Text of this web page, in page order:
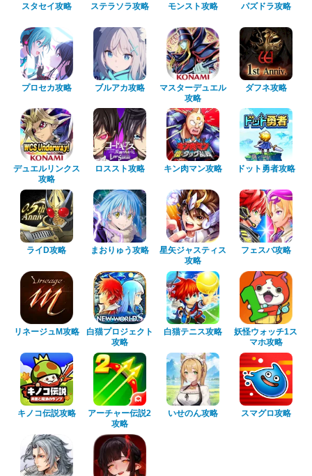
スタセイ攻略 ステラソラ攻略 モンスト攻略 パズドラ攻略
プロセカ攻略 ブルアカ攻略
マスターデュエル
攻略
ダフネ攻略
デュエルリンクス
攻略
ロススト攻略 キン肉マン攻略 ドット勇者攻略
ライD攻略 まおりゅう攻略
星矢ジャスティス
攻略
フェスバ攻略
リネージュM攻略
白猫プロジェクト
攻略
白猫テニス攻略
妖怪ウォッチ1ス
マホ攻略
キノコ伝説攻略
アーチャー伝説2
攻略
いせのん攻略 スマグロ攻略